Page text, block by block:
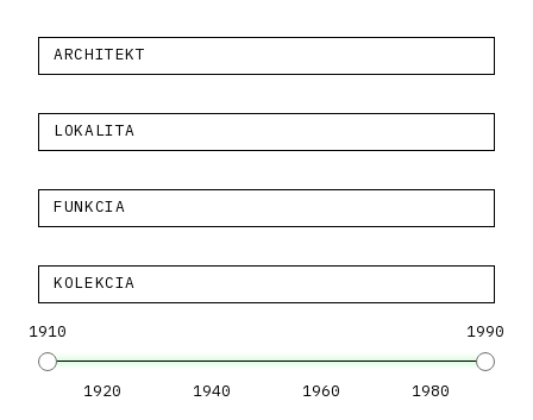
ARCHITEKT
LOKALITA
FUNKCIA
KOLEKCIA
1910 1990
1920 1940 1960 1980